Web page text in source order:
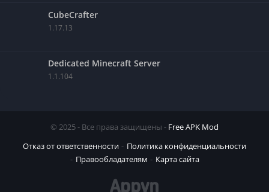
CubeCrafter
1.17.13
Dedicated Minecraft Server
1.1.104
© 2025 - Все права защищены - Free APK Mod
Отказ от ответственности
Политика конфиденциальности
Правообладателям
Карта сайта